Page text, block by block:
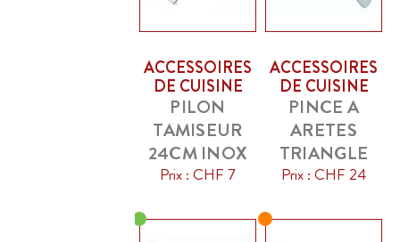
ACCESSOIRES
DE CUISINE
PILON
TAMISEUR
24CM INOX
Prix : CHF 7
ACCESSOIRES
DE CUISINE
PINCE A
ARETES
TRIANGLE
Prix : CHF 24